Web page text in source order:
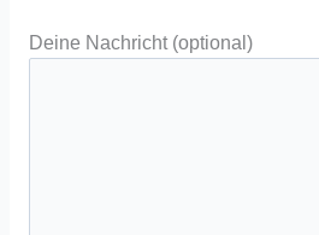
Deine Nachricht (optional)